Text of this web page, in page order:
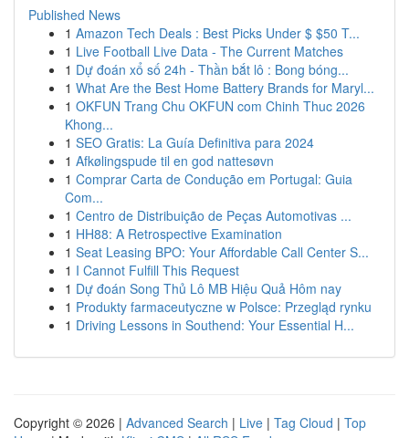
Published News
1 Amazon Tech Deals : Best Picks Under $ $50 T...
1 Live Football Live Data - The Current Matches
1 Dự đoán xổ số 24h - Thần bắt lô : Bong bóng...
1 What Are the Best Home Battery Brands for Maryl...
1 OKFUN Trang Chu OKFUN com Chinh Thuc 2026
Khong...
1 SEO Gratis: La Guía Definitiva para 2024
1 Afkølingspude til en god nattesøvn
1 Comprar Carta de Condução em Portugal: Guia
Com...
1 Centro de Distribuição de Peças Automotivas ...
1 HH88: A Retrospective Examination
1 Seat Leasing BPO: Your Affordable Call Center S...
1 I Cannot Fulfill This Request
1 Dự đoán Song Thủ Lô MB Hiệu Quả Hôm nay
1 Produkty farmaceutyczne w Polsce: Przegląd rynku
1 Driving Lessons in Southend: Your Essential H...
Copyright © 2026 | Advanced Search | Live | Tag Cloud | Top